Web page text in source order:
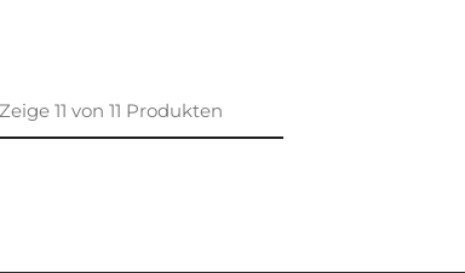
Zeige11 von 11 Produkten